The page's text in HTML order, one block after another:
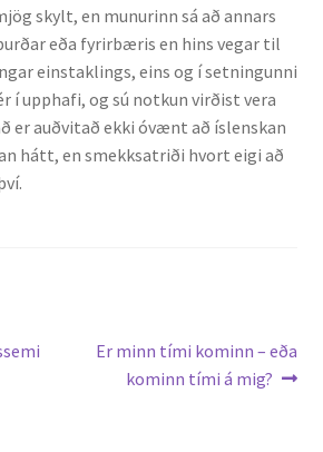
skylt, en munurinn sá að annars
eða fyrirbæris en hins vegar til
einstaklings, eins og í setningunni
í upphafi, og sú notkun virðist vera
er auðvitað ekki óvænt að íslenskan
hátt, en smekksatriði hvort eigi að
Next
post:
Er minn tími kominn – eða
kominn tími á mig?